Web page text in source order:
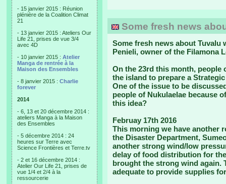
- 15 janvier 2015 : Réunion
plénière de la Coalition Climat
21
- 13 janvier 2015 : Ateliers Our
Life 21, prises de vue 3/4
avec 4D
- 10 janvier 2015 : Atelier
Manga de rentrée à la
Maison des Ensembles
- 8 janvier 2015 : Charlie
forever
2014
- 6, 13 et 20 décembre 2014 :
ateliers Manga à la Maison
des Ensembles
- 5 décembre 2014 : 24
heures sur Terre avec
Science Frontières et Terre.tv
- 2 et 16 décembre 2014 :
Atelier Our Life 21, prises de
vue 1/4 et 2/4 à la
ressourcerie
Some fresh news
Some fresh news about Tuvalu
Penieli, owner of the Filamona
On the 23rd this month, people
the island to prepare a
One of the issue to be
people of Nukulaelae because
this idea?
Februay 17th 2016
This morning we have another
the Disaster Department,
another strong wind/low
delay of food distribution for
brought the strong wind again.
adequate to provide supplies